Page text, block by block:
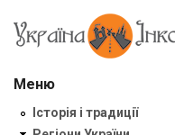
Меню
Історія і традиції